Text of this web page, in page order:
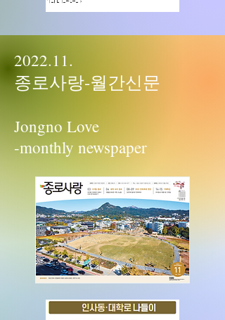
2022.11.
종로사랑-월간신문
Jongno Love
-monthly newspaper